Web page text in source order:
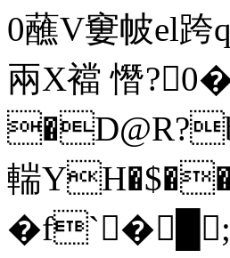
0蘸V窶帔el
兩X襠 憯
輲